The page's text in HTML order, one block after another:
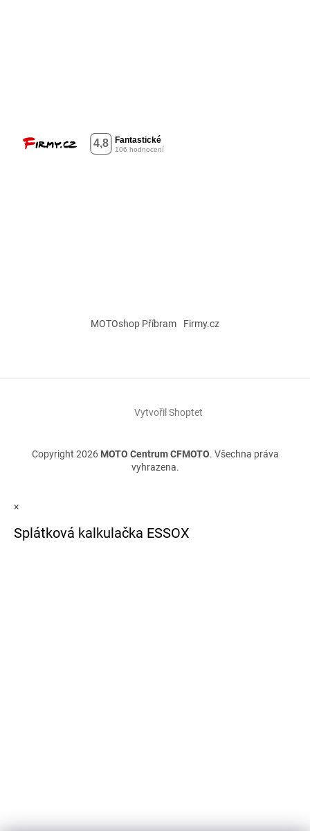
MOTOshop Příbram Firmy.cz
Vytvořil Shoptet
Copyright 2026 MOTO Centrum CFMOTO. Všechna práva
vyhrazena.
×
Splátková kalkulačka ESSOX